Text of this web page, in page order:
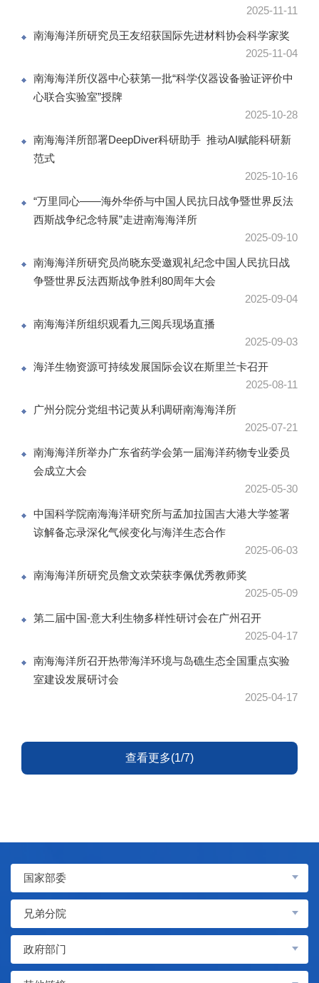
2025-11-11
南海海洋所研究员王友绍获国际先进材料协会科学家奖
2025-11-04
南海海洋所仪器中心获第一批“科学仪器设备验证评价中
心联合实验室”授牌
2025-10-28
南海海洋所部署DeepDiver科研助手 推动AI赋能科研新
范式
2025-10-16
“万里同心——海外华侨与中国人民抗日战争暨世界反法
西斯战争纪念特展”走进南海海洋所
2025-09-10
南海海洋所研究员尚晓东受邀观礼纪念中国人民抗日战
争暨世界反法西斯战争胜利80周年大会
2025-09-04
南海海洋所组织观看九三阅兵现场直播
2025-09-03
海洋生物资源可持续发展国际会议在斯里兰卡召开
2025-08-11
广州分院分党组书记黄从利调研南海海洋所
2025-07-21
南海海洋所举办广东省药学会第一届海洋药物专业委员
会成立大会
2025-05-30
中国科学院南海海洋研究所与孟加拉国吉大港大学签署
谅解备忘录深化气候变化与海洋生态合作
2025-06-03
南海海洋所研究员詹文欢荣获李佩优秀教师奖
2025-05-09
第二届中国-意大利生物多样性研讨会在广州召开
2025-04-17
南海海洋所召开热带海洋环境与岛礁生态全国重点实验
室建设发展研讨会
2025-04-17
查看更多(1/7)
国家部委
兄弟分院
政府部门